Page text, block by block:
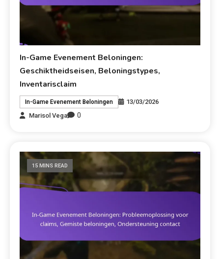
In-Game Evenement Beloningen:
Geschiktheidseisen, Beloningstypes,
Inventarisclaim
In-Game Evenement Beloningen
13/03/2026
Marisol Vega
0
15 MINS READ